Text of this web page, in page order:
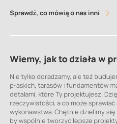
Sprawdź, co mówią o nas inni
Wiemy, jak to działa w
Nie tylko doradzamy, ale też
płaskich, tarasów i fundamentów
detalami, które Ty projektujesz.
rzeczywistości, a co może
wykonawstwa. Chętnie dzielimy
by wspólnie tworzyć lepsze